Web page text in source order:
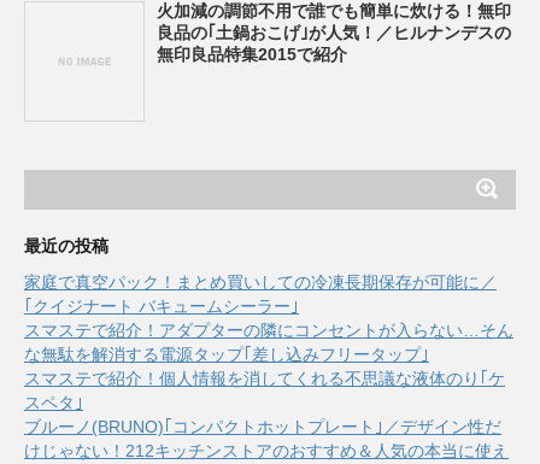
火加減の調節不用で誰でも簡単に炊ける！無印
良品の｢土鍋おこげ｣が人気！／ヒルナンデスの
無印良品特集2015で紹介
最近の投稿
家庭で真空パック！まとめ買いしての冷凍長期保存が可能に／
｢クイジナート バキュームシーラー｣
スマステで紹介！アダプターの隣にコンセントが入らない…そん
な無駄を解消する電源タップ｢差し込みフリータップ｣
スマステで紹介！個人情報を消してくれる不思議な液体のり｢ケ
スペタ｣
ブルーノ(BRUNO)｢コンパクトホットプレート｣／デザイン性だ
けじゃない！212キッチンストアのおすすめ＆人気の本当に使え